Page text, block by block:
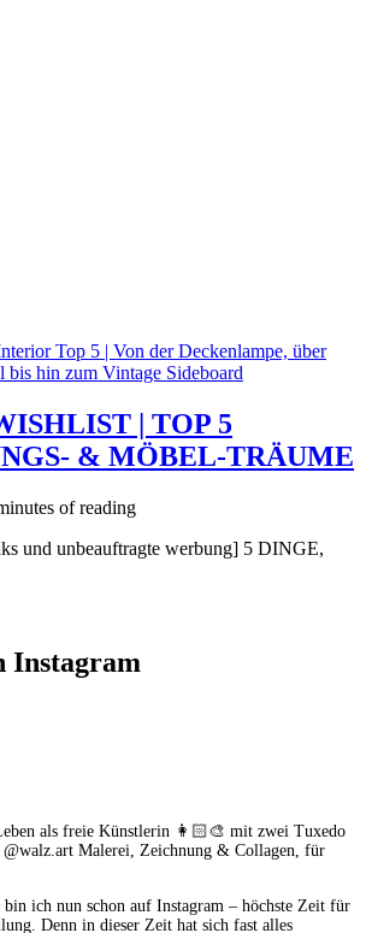
| TOP 5
& MÖBEL-TRÄUME
of reading
und unbeauftragte werbung] 5 DINGE,
Instagram
als freie Künstlerin 👩🏻‍🎨 mit zwei Tuxedo
Malerei, Zeichnung & Collagen, für